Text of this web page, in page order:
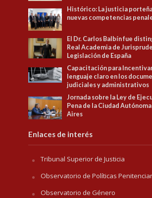
Histórico: La justicia
nuevas competencias
El Dr. Carlos Balbín fue
Real Academia de
Legislación de España
Capacitación para Incentivar
lenguaje claro en los
judiciales y administrativos
Jornada sobre la Ley de
Pena de la Ciudad
Aires
Enlaces de interés
Tribunal Superior de Justicia
Observatorio de Políticas
Observatorio de Género